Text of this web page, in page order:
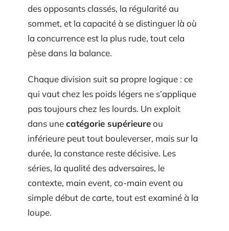
des opposants classés, la régularité au
sommet, et la capacité à se distinguer là où
la concurrence est la plus rude, tout cela
pèse dans la balance.
Chaque division suit sa propre logique : ce
qui vaut chez les poids légers ne s’applique
pas toujours chez les lourds. Un exploit
dans unecatégorie supérieureou
inférieure peut tout bouleverser, mais sur la
durée, la constance reste décisive. Les
séries, la qualité des adversaires, le
contexte, main event, co-main event ou
simple début de carte, tout est examiné à la
loupe.